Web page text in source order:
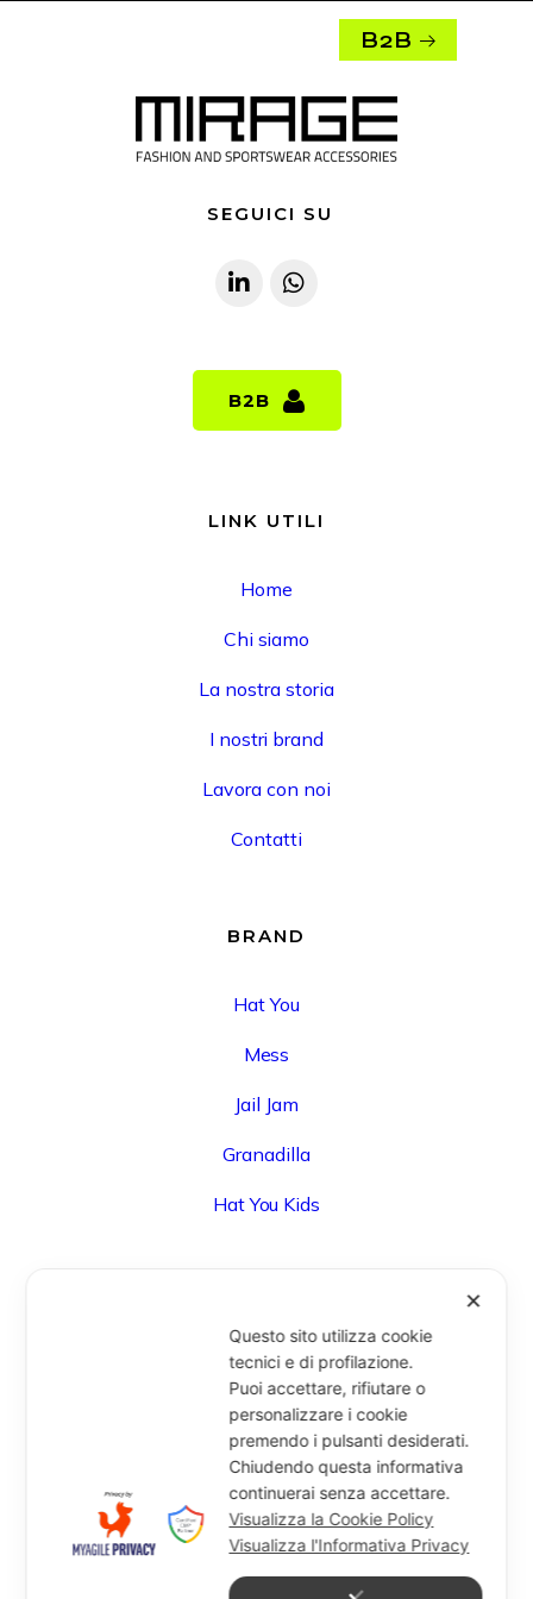
B2B
SEGUICI SU
B2B
B2B
LINK UTILI
Home
Chi siamo
La nostra storia
I nostri brand
Lavora con noi
Contatti
BRAND
Hat You
Mess
Jail Jam
Granadilla
Hat You Kids
Via Degli Speziali, 161 (Blocco 32 Centergross) -
40050 Funo di Argelato (BO) - Italy
info@miragesrl.com
+39 051 8651711
✕
Questo sito utilizza cookie
tecnici e di profilazione.
Puoi accettare, rifiutare o
personalizzare i cookie
premendo i pulsanti desiderati.
Chiudendo questa informativa
continuerai senza accettare.
Visualizza la Cookie Policy
Visualizza l'Informativa Privacy